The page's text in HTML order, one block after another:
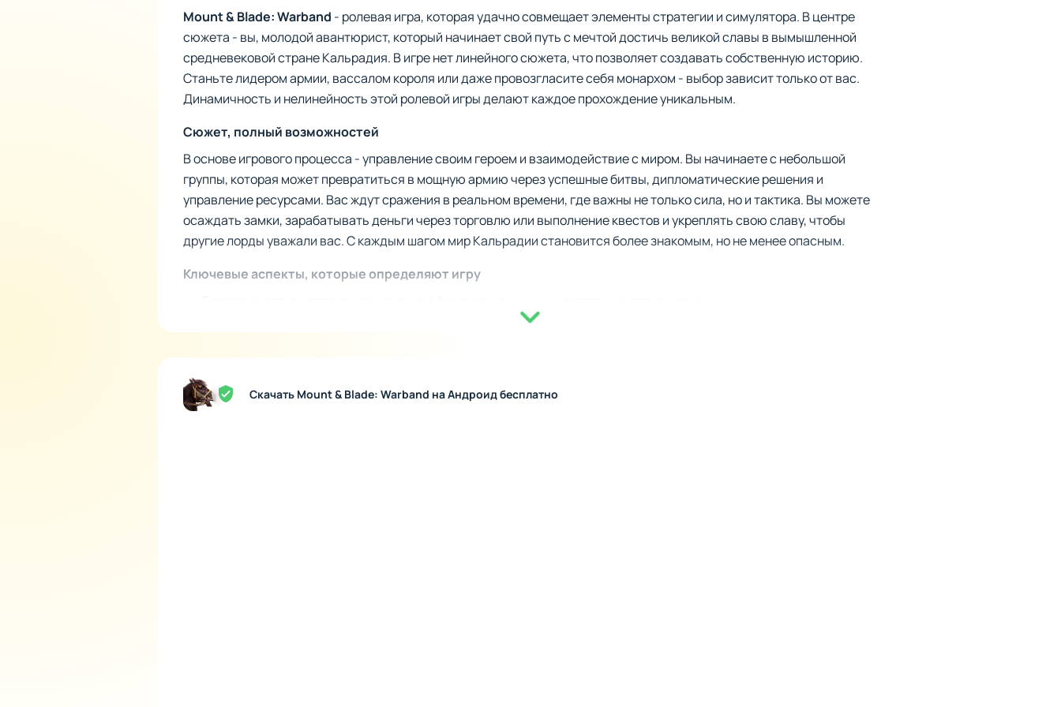
Mount & Blade: Warband - ролевая игра, которая удачно совмещает элементы стратегии и симулятора. В центре
сюжета - вы, молодой авантюрист, который начинает свой путь с мечтой достичь великой славы в вымышленной
средневековой стране Кальрадия. В игре нет линейного сюжета, что позволяет создавать собственную историю.
Станьте лидером армии, вассалом короля или даже провозгласите себя монархом - выбор зависит только от вас.
Динамичность и нелинейность этой ролевой игры делают каждое прохождение уникальным.
Сюжет, полный возможностей
В основе игрового процесса - управление своим героем и взаимодействие с миром. Вы начинаете с небольшой
группы, которая может превратиться в мощную армию через успешные битвы, дипломатические решения и
управление ресурсами. Вас ждут сражения в реальном времени, где важны не только сила, но и тактика. Вы можете
осаждать замки, зарабатывать деньги через торговлю или выполнение квестов и укреплять свою славу, чтобы
другие лорды уважали вас. С каждым шагом мир Кальрадии становится более знакомым, но не менее опасным.
Ключевые аспекты, которые определяют игру
Социальные роли: становитесь полководцем, политиком или купцом.
Осаждения: участвуйте в масштабных битвах за города и замки.
Скачать Mount & Blade: Warband на Андроид бесплатно